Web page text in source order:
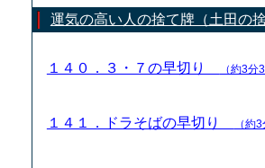
運気の高い人の捨て牌（土田の捨
１４０．３・７の早切り （約3分
１４１．ドラそばの早切り （約